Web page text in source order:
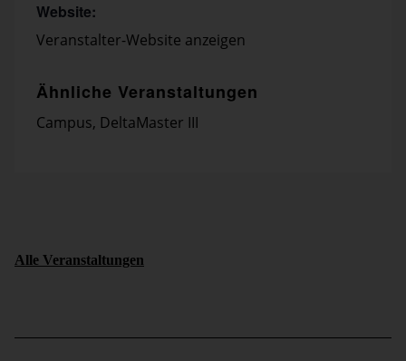
Website:
Veranstalter-Website anzeigen
Ähnliche Veranstaltungen
Campus, DeltaMaster III
Alle Veranstaltungen